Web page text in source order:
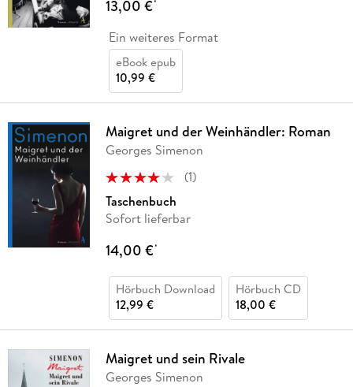
13,00 €*
Ein weiteres Format
eBook epub
10,99 €
Maigret und der Weinhändler: Roman
Georges Simenon
(1)
Taschenbuch
Sofort lieferbar
14,00 €*
Hörbuch Download
12,99 €
Hörbuch CD
18,00 €
Maigret und sein Rivale
Georges Simenon